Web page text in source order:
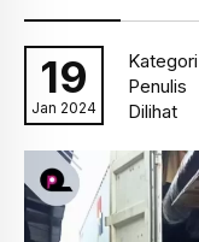
19
Jan 2024
Kategori
Penulis
Dilihat